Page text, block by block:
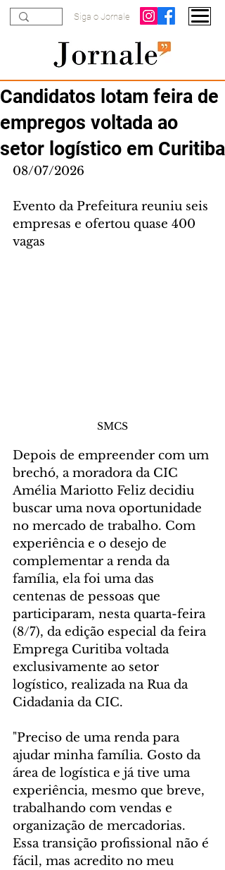
Siga o Jornale
Candidatos lotam feira de
empregos voltada ao
setor logístico em Curitiba
08/07/2026
Evento da Prefeitura reuniu seis
empresas e ofertou quase 400
vagas
SMCS
Depois de empreender com um
brechó, a moradora da CIC
Amélia Mariotto Feliz decidiu
buscar uma nova oportunidade
no mercado de trabalho. Com
experiência e o desejo de
complementar a renda da
família, ela foi uma das
centenas de pessoas que
participaram, nesta quarta-feira
(8/7), da edição especial da feira
Emprega Curitiba voltada
exclusivamente ao setor
logístico, realizada na Rua da
Cidadania da CIC.
"Preciso de uma renda para
ajudar minha família. Gosto da
área de logística e já tive uma
experiência, mesmo que breve,
trabalhando com vendas e
organização de mercadorias.
Essa transição profissional não é
fácil, mas acredito no meu